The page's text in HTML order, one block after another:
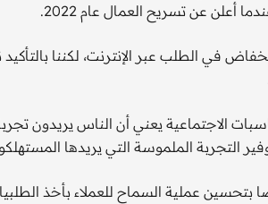
أعلن عن تسريح العمال عام 2022.
في الطلب عبر الإنترنت، لكننا
الاجتماعية يعني أن الناس يريدون
التجربة الملموسة التي يريدها
بتحسين عملية السماح للعملاء بأخذ